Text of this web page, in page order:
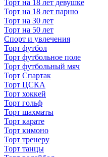
Торт на 18 лет девушке
Торт на 18 лет парню
Торт на 30 лет
Торт на 50 лет
Спорт и увлечения
Торт футбол
Торт футбольное поле
Торт футбольный мяч
Торт Спартак
Торт ЦСКА
Торт хоккей
Торт гольф
Торт шахматы
Торт карате
Торт кимоно
Торт тренеру
Торт танцы